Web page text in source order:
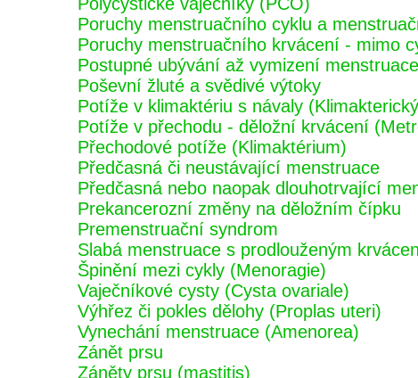
Poruchy menstruačního cyklu a
Poruchy menstruačního krvácení - mimo
Postupné ubývání až vymizení
Poševní žluté a svědivé výtoky
Potíže v klimaktériu s návaly
Potíže v přechodu - děložní krvácení
Přechodové potíže (Klimaktérium)
Předčasná či neustávající menstruace
Předčasná nebo naopak dlouhotrvající
Prekancerozní změny na děložním čípku
Premenstruační syndrom
Slabá menstruace s prodlouženým
Špinění mezi cykly (Menoragie)
Vaječníkové cysty (Cysta ovariale)
Výhřez či pokles dělohy (Proplas uteri)
Vynechání menstruace (Amenorea)
Zánět prsu
Záněty prsu (mastitis)